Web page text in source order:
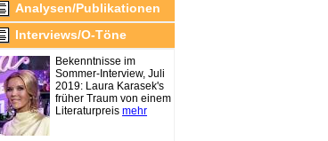
Analysen/Publikationen
Interviews/O-Töne
Bekenntnisse im
Sommer-Interview, Juli
2019: Laura Karasek's
früher Traum von einem
Literaturpreis mehr